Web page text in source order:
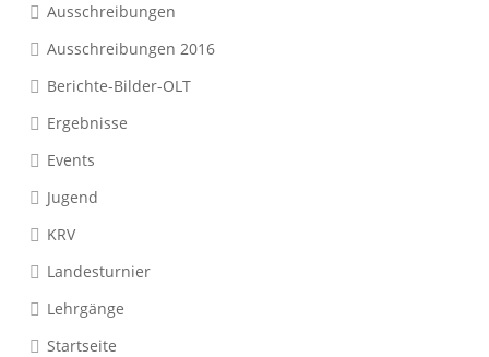
Ausschreibungen
Ausschreibungen 2016
Berichte-Bilder-OLT
Ergebnisse
Events
Jugend
KRV
Landesturnier
Lehrgänge
Startseite